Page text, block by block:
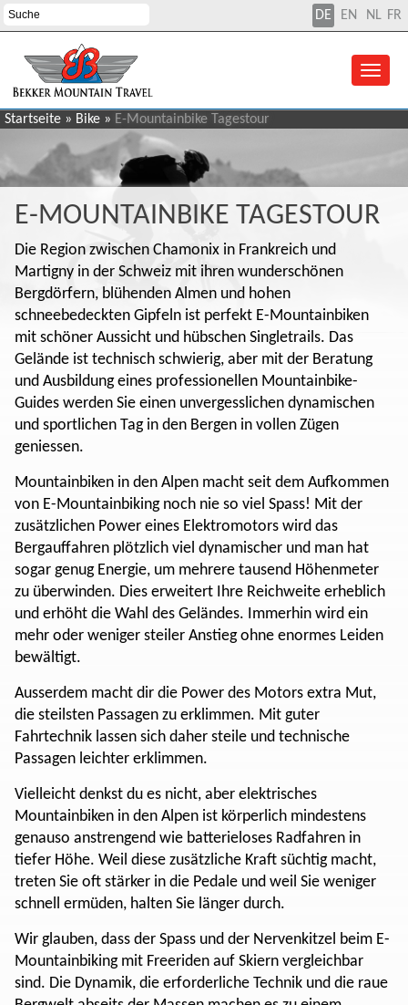
DE EN FR
NL
Startseite » Bike » E-Mountainbike Tagestour
E-MOUNTAINBIKE TAGESTOUR
Die Region zwischen Chamonix in Frankreich und
Martigny in der Schweiz mit ihren wunderschönen
Bergdörfern, blühenden Almen und hohen
schneebedeckten Gipfeln ist perfekt E-Mountainbiken
mit schöner Aussicht und hübschen Singletrails. Das
Gelände ist technisch schwierig, aber mit der Beratung
und Ausbildung eines professionellen Mountainbike-
Guides werden Sie einen unvergesslichen dynamischen
und sportlichen Tag in den Bergen in vollen Zügen
geniessen.
Mountainbiken in den Alpen macht seit dem Aufkommen
von E-Mountainbiking noch nie so viel Spass! Mit der
zusätzlichen Power eines Elektromotors wird das
Bergauffahren plötzlich viel dynamischer und man hat
sogar genug Energie, um mehrere tausend Höhenmeter
zu überwinden. Dies erweitert Ihre Reichweite erheblich
und erhöht die Wahl des Geländes. Immerhin wird ein
mehr oder weniger steiler Anstieg ohne enormes Leiden
bewältigt.
Ausserdem macht dir die Power des Motors extra Mut,
die steilsten Passagen zu erklimmen. Mit guter
Fahrtechnik lassen sich daher steile und technische
Passagen leichter erklimmen.
Vielleicht denkst du es nicht, aber elektrisches
Mountainbiken in den Alpen ist körperlich mindestens
genauso anstrengend wie batterieloses Radfahren in
tiefer Höhe. Weil diese zusätzliche Kraft süchtig macht,
treten Sie oft stärker in die Pedale und weil Sie weniger
schnell ermüden, halten Sie länger durch.
Wir glauben, dass der Spass und der Nervenkitzel beim E-
Mountainbiking mit Freeriden auf Skiern vergleichbar
sind. Die Dynamik, die erforderliche Technik und die raue